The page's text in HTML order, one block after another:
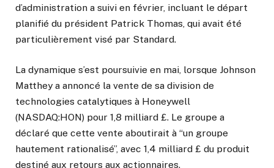
d’administration a suivi en février, incluant le départ
planifié du président Patrick Thomas, qui avait été
particulièrement visé par Standard.
La dynamique s’est poursuivie en mai, lorsque Johnson
Matthey a annoncé la vente de sa division de
technologies catalytiques à Honeywell
(NASDAQ:HON) pour 1,8 milliard £. Le groupe a
déclaré que cette vente aboutirait à “un groupe
hautement rationalisé”, avec 1,4 milliard £ du produit
destiné aux retours aux actionnaires.